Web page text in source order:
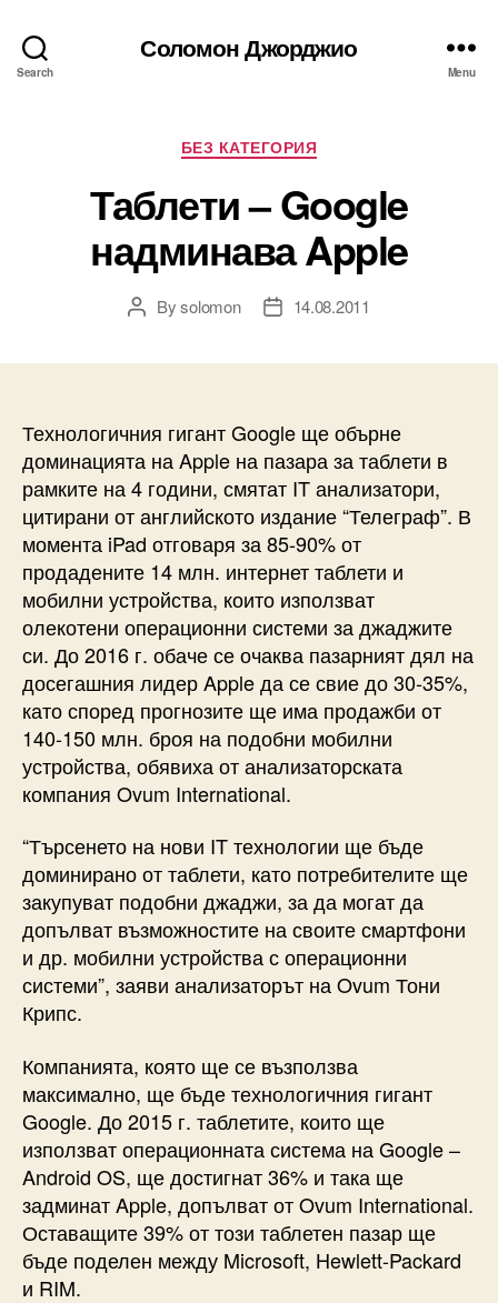
Search
Соломон Джорджио
Menu
Categories
БЕЗ КАТЕГОРИЯ
Таблети – Google
надминава Apple
PostBysolomon
Post14.08.2011
Технологичния гигант Google ще обърне
доминацията на Apple на пазара за таблети в
рамките на 4 години, смятат IT анализатори,
цитирани от английското издание “Телеграф”. В
момента iPad отговаря за 85-90% от
продадените 14 млн. интернет таблети и
мобилни устройства, които използват
олекотени операционни системи за джаджите
си. До 2016 г. обаче се очаква пазарният дял на
досегашния лидер Apple да се свие до 30-35%,
като според прогнозите ще има продажби от
140-150 млн. броя на подобни мобилни
устройства, обявиха от анализаторската
компания Ovum International.
“Търсенето на нови IT технологии ще бъде
доминирано от таблети, като потребителите ще
закупуват подобни джаджи, за да могат да
допълват възможностите на своите смартфони
и др. мобилни устройства с операционни
системи”, заяви анализаторът на Ovum Тони
Крипс.
Компанията, която ще се възползва
максимално, ще бъде технологичния гигант
Google. До 2015 г. таблетите, които ще
използват операционната система на Google –
Android OS, ще достигнат 36% и така ще
задминат Apple, допълват от Ovum International.
Оставащите 39% от този таблетен пазар ще
бъде поделен между Microsoft, Hewlett-Packard
и RIM.